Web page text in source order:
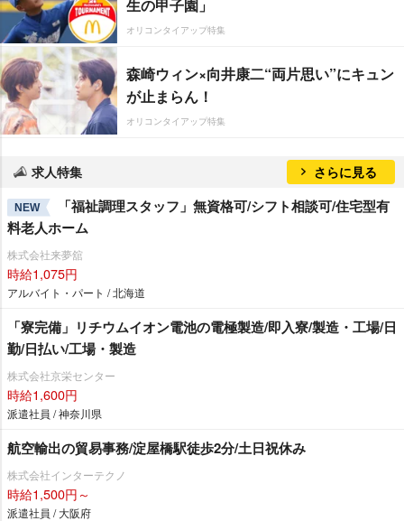
生の甲子園」
オリコンタイアップ特集
森崎ウィン×向井康二“両片思い”にキュン
が止まらん！
オリコンタイアップ特集
求人特集 さらに見る
NEW
「福祉調理スタッフ」無資格可/シフト相談可/住宅型有
料老人ホーム
株式会社来夢舘
時給1,075円
アルバイト・パート / 北海道
「寮完備」リチウムイオン電池の電極製造/即入寮/製造・工場/日
勤/日払い/工場・製造
株式会社京栄センター
時給1,600円
派遣社員 / 神奈川県
航空輸出の貿易事務/淀屋橋駅徒歩2分/土日祝休み
株式会社インターテクノ
時給1,500円～
派遣社員 / 大阪府